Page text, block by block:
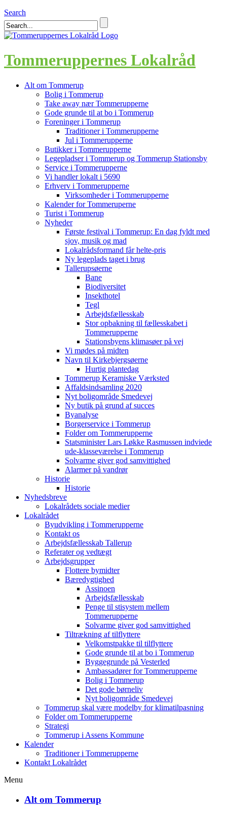
Search
Tommeruppernes Lokalråd
Alt om Tommerup
Bolig i Tommerup
Take away nær Tommerupperne
Gode grunde til at bo i Tommerup
Foreninger i Tommerup
Traditioner i Tommerupperne
Jul i Tommerupperne
Butikker i Tommerupperne
Legepladser i Tommerup og Tommerup Stationsby
Service i Tommerupperne
Vi handler lokalt i 5690
Erhverv i Tommerupperne
Virksomheder i Tommerupperne
Kalender for Tommeruperne
Turist i Tommerup
Nyheder
Første festival i Tommerup: En dag fyldt med
sjov, musik og mad
Lokalrådsformand får helte-pris
Ny legeplads taget i brug
Tallerupsøerne
Bane
Biodiversitet
Insekthotel
Tegl
Arbejdsfællesskab
Stor opbakning til fællesskabet i
Tommerupperne
Stationsbyens klimasøer på vej
Vi mødes på midten
Navn til Kirkebjergsøerne
Hurtig plantedag
Tommerup Keramiske Værksted
Affaldsindsamling 2020
Nyt boligområde Smedevej
Ny butik på grund af succes
Byanalyse
Borgerservice i Tommerup
Folder om Tommerupperne
Statsminister Lars Løkke Rasmussen indviede
ude-klasseværelse i Tommerup
Solvarme giver god samvittighed
Alarmer på vandrør
Historie
Historie
Nyhedsbreve
Lokalrådets sociale medier
Lokalrådet
Byudvikling i Tommerupperne
Kontakt os
Arbejdsfællesskab Tallerup
Referater og vedtægt
Arbejdsgrupper
Flottere bymidter
Bæredygtighed
Assinoen
Arbejdsfællesskab
Penge til stisystem mellem
Tommerupperne
Solvarme giver god samvittighed
Tiltrækning af tilflyttere
Velkomstpakke til tilflyttere
Gode grunde til at bo i Tommerup
Byggegrunde på Vesterled
Ambassadører for Tommerupperne
Bolig i Tommerup
Det gode børneliv
Nyt boligområde Smedevej
Tommerup skal være modelby for klimatilpasning
Folder om Tommerupperne
Strategi
Tommerup i Assens Kommune
Kalender
Traditioner i Tommerupperne
Kontakt Lokalrådet
Menu
Alt om Tommerup